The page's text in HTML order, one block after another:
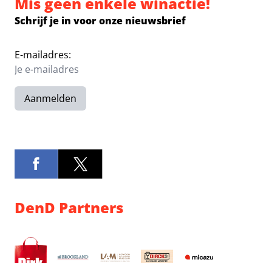
Schrijf je in voor onze nieuwsbrief
E-mailadres:
Aanmelden
DenD Partners